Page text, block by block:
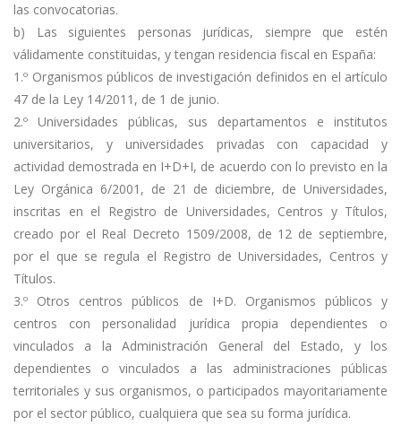
las convocatorias.
b) Las siguientes personas jurídicas, siempre que estén
válidamente constituidas, y tengan residencia fiscal en España:
1.º Organismos públicos de investigación definidos en el artículo
47 de la Ley 14/2011, de 1 de junio.
2.º Universidades públicas, sus departamentos e institutos
universitarios, y universidades privadas con capacidad y
actividad demostrada en I+D+I, de acuerdo con lo previsto en la
Ley Orgánica 6/2001, de 21 de diciembre, de Universidades,
inscritas en el Registro de Universidades, Centros y Títulos,
creado por el Real Decreto 1509/2008, de 12 de septiembre,
por el que se regula el Registro de Universidades, Centros y
Títulos.
3.º Otros centros públicos de I+D. Organismos públicos y
centros con personalidad jurídica propia dependientes o
vinculados a la Administración General del Estado, y los
dependientes o vinculados a las administraciones públicas
territoriales y sus organismos, o participados mayoritariamente
por el sector público, cualquiera que sea su forma jurídica.